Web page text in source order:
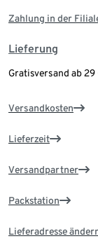
Zahlung in der
Lieferung
Gratisversand ab
Versandkosten
Lieferzeit
Versandpartner
Packstation
Lieferadresse